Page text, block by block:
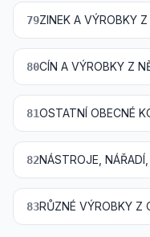
79ZINEK A VÝROBKY Z
80CÍN A VÝROBKY Z
81
82
83RŮZNÉ VÝROBKY Z